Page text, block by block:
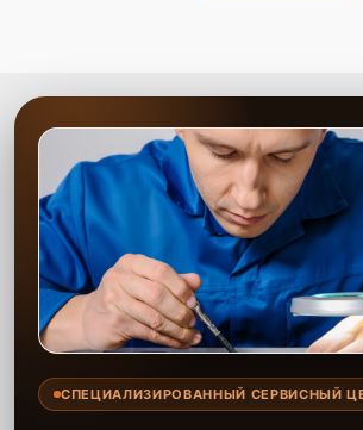
СПЕЦИАЛИЗИРОВАННЫЙ СЕРВИСНЫЙ